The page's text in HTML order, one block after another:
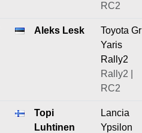
RC2
Aleks Lesk
Toyota Gr
Yaris
Rally2
Rally2 |
RC2
Topi
Luhtinen
Lancia
Ypsilon